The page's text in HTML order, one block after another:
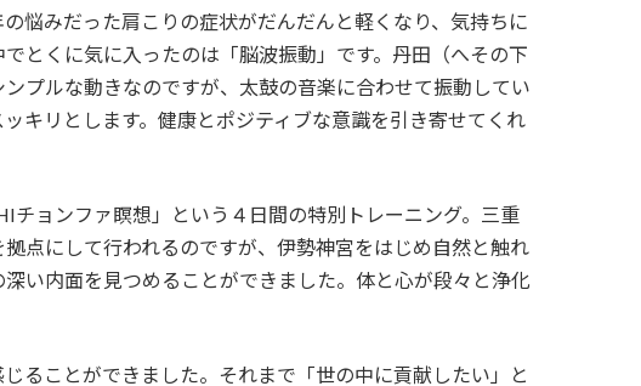
悩みだった肩こりの症状がだんだんと軽くなり、気持ちに
とくに気に入ったのは「脳波振動」です。丹田（へその下
プルな動きなのですが、太鼓の音楽に合わせて振動してい
キリとします。健康とポジティブな意識を引き寄せてくれ
チョンファ瞑想」という４日間の特別トレーニング。三重
点にして行われるのですが、伊勢神宮をはじめ自然と触れ
い内面を見つめることができました。体と心が段々と浄化
ることができました。それまで「世の中に貢献したい」と